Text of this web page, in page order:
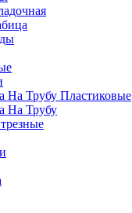
На Трубу Пластиковые
На Трубу